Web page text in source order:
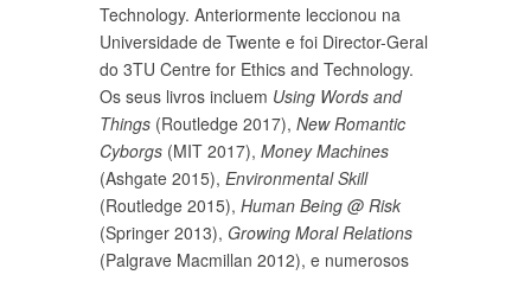
Technology. Anteriormente leccionou na
Universidade de Twente e foi Director-Geral
do 3TU Centre for Ethics and Technology.
Os seus livros incluem Using Words and
Things (Routledge 2017), New Romantic
Cyborgs (MIT 2017), Money Machines
(Ashgate 2015), Environmental Skill
(Routledge 2015), Human Being @ Risk
(Springer 2013), Growing Moral Relations
(Palgrave Macmillan 2012), e numerosos